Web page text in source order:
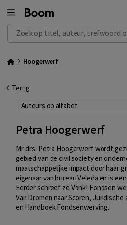
Zoek op titel, auteur, trefwoord of
Hoogerwerf
Terug
Auteurs op alfabet
Petra Hoogerwerf
Mr. drs. Petra Hoogerwerf wordt
gebied van de civil society en
maatschappelijke impact door haar
eigenaar van bureau Veleda en is
Eerder schreef ze Vonk! Fondsen
Van Dromen naar Scoren,
en Handboek Fondsenwerving.